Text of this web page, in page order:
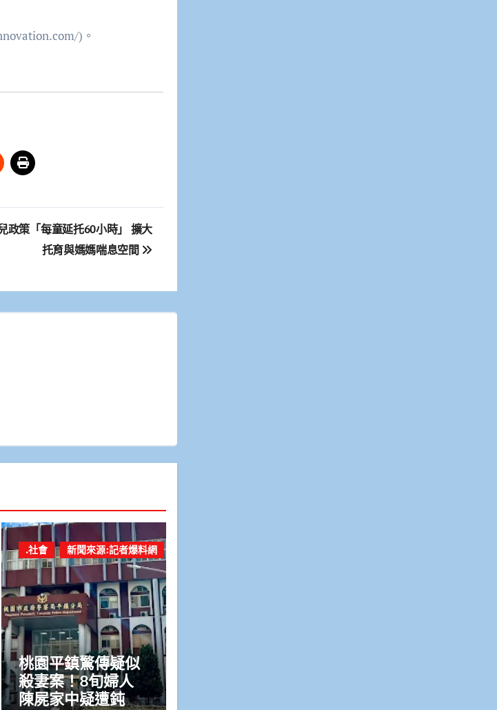
)。
政策「每童延托60小時」 擴大
托育與媽媽喘息空間
.社會 新聞來源:記者爆料網
桃園平鎮驚傳疑似
殺妻案！8旬婦人
陳屍家中疑遭鈍器